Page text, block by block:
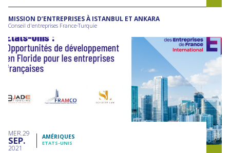
MISSION D’ENTREPRISES À ISTANBUL ET ANKARA
Conseil d'entreprises France-Turquie
MER 29
SEP
2021
AMÉRIQUES
ETATS-UNIS